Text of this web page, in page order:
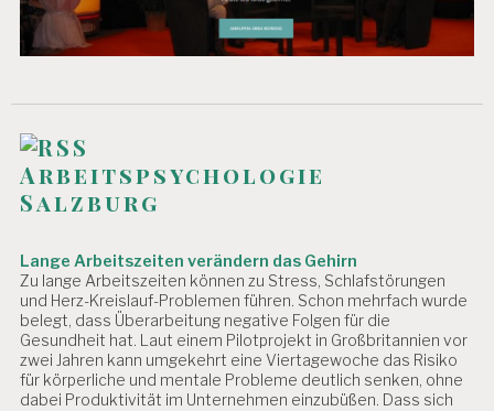
T
G
Z
E
D
Arbeitspsychologie
Salzburg
Lange Arbeitszeiten verändern das Gehirn
Zu lange Arbeitszeiten können zu Stress, Schlafstörungen
und Herz-Kreislauf-Problemen führen. Schon mehrfach wurde
belegt, dass Überarbeitung negative Folgen für die
Gesundheit hat. Laut einem Pilotprojekt in Großbritannien vor
zwei Jahren kann umgekehrt eine Viertagewoche das Risiko
für körperliche und mentale Probleme deutlich senken, ohne
dabei Produktivität im Unternehmen einzubüßen. Dass sich